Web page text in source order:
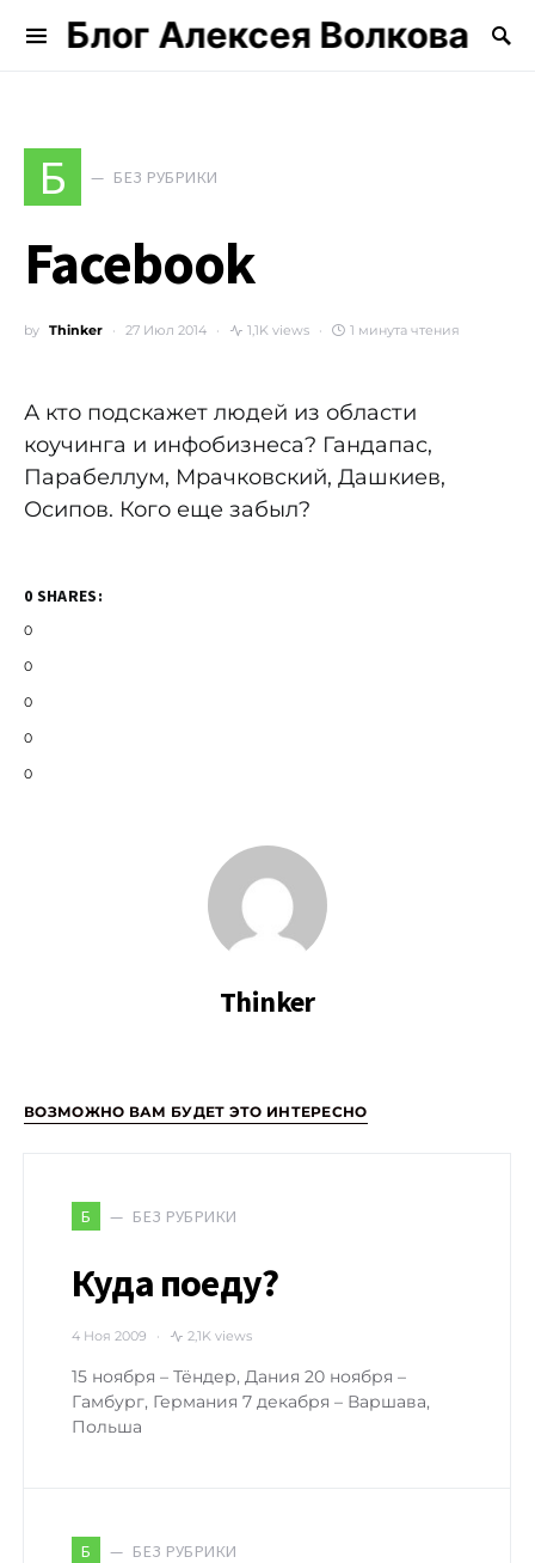
Блог Алексея Волкова
Search for:
Б БЕЗ РУБРИКИ
Facebook
by Thinker 27 Июл 2014 1,1K views 1 минута чтения
А кто подскажет людей из области
коучинга и инфобизнеса? Гандапас,
Парабеллум, Мрачковский, Дашкиев,
Осипов. Кого еще забыл?
0 SHARES:
0
0
0
0
0
Thinker
ВОЗМОЖНО ВАМ БУДЕТ ЭТО ИНТЕРЕСНО
Б БЕЗ РУБРИКИ
Куда поеду?
4 Ноя 2009 2,1K views
15 ноября – Тёндер, Дания 20 ноября –
Гамбург, Германия 7 декабря – Варшава,
Польша
Б БЕЗ РУБРИКИ